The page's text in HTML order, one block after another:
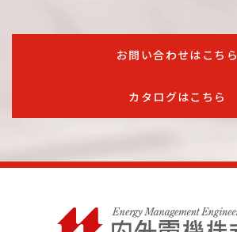
お問い合わせはこちら
カタログはこちら